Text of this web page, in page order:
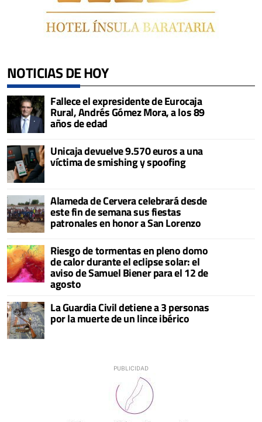
NOTICIAS DE HOY
Fallece el expresidente de Eurocaja
Rural, Andrés Gómez Mora, a los 89
años de edad
Unicaja devuelve 9.570 euros a una
víctima de smishing y spoofing
Alameda de Cervera celebrará desde
este fin de semana sus fiestas
patronales en honor a San Lorenzo
Riesgo de tormentas en pleno domo
de calor durante el eclipse solar: el
aviso de Samuel Biener para el 12 de
agosto
La Guardia Civil detiene a 3 personas
por la muerte de un lince ibérico